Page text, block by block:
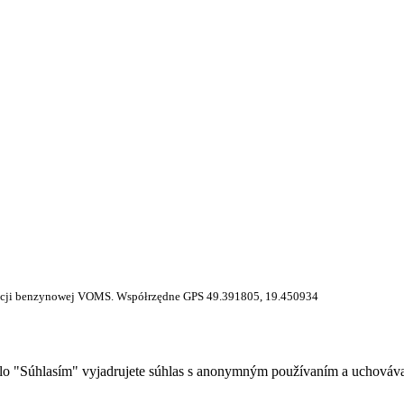
benzynowej VOMS. Współrzędne GPS 49.391805, 19.450934
vyjadrujete súhlas s anonymným používaním a